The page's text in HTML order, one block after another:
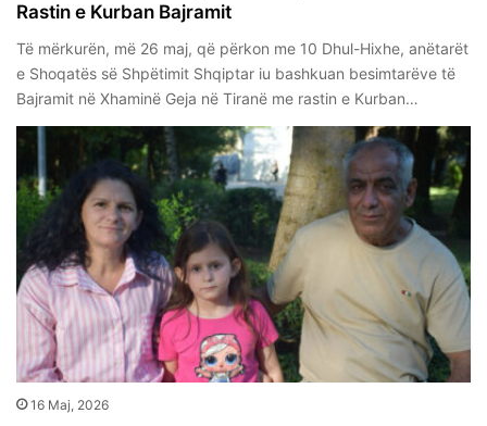
Rastin e Kurban Bajramit
Të mërkurën, më 26 maj, që përkon me 10 Dhul-Hixhe, anëtarët
e Shoqatës së Shpëtimit Shqiptar iu bashkuan besimtarëve të
Bajramit në Xhaminë Geja në Tiranë me rastin e Kurban…
16 Maj, 2026